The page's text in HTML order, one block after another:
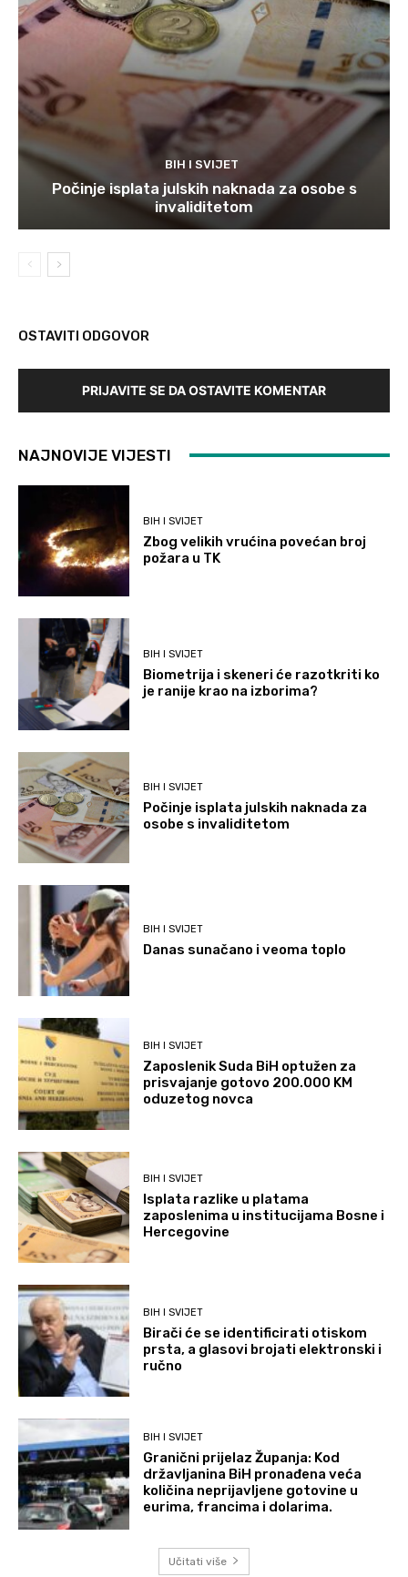
BIH I SVIJET
Počinje isplata julskih naknada za osobe s
invaliditetom
OSTAVITI ODGOVOR
PRIJAVITE SE DA OSTAVITE KOMENTAR
NAJNOVIJE VIJESTI
BIH I SVIJET
Zbog velikih vrućina povećan broj
požara u TK
BIH I SVIJET
Biometrija i skeneri će razotkriti ko
je ranije krao na izborima?
BIH I SVIJET
Počinje isplata julskih naknada za
osobe s invaliditetom
BIH I SVIJET
Danas sunačano i veoma toplo
BIH I SVIJET
Zaposlenik Suda BiH optužen za
prisvajanje gotovo 200.000 KM
oduzetog novca
BIH I SVIJET
Isplata razlike u platama
zaposlenima u institucijama Bosne i
Hercegovine
BIH I SVIJET
Birači će se identificirati otiskom
prsta, a glasovi brojati elektronski i
ručno
BIH I SVIJET
Granični prijelaz Županja: Kod
državljanina BiH pronađena veća
količina neprijavljene gotovine u
eurima, francima i dolarima.
Učitati više